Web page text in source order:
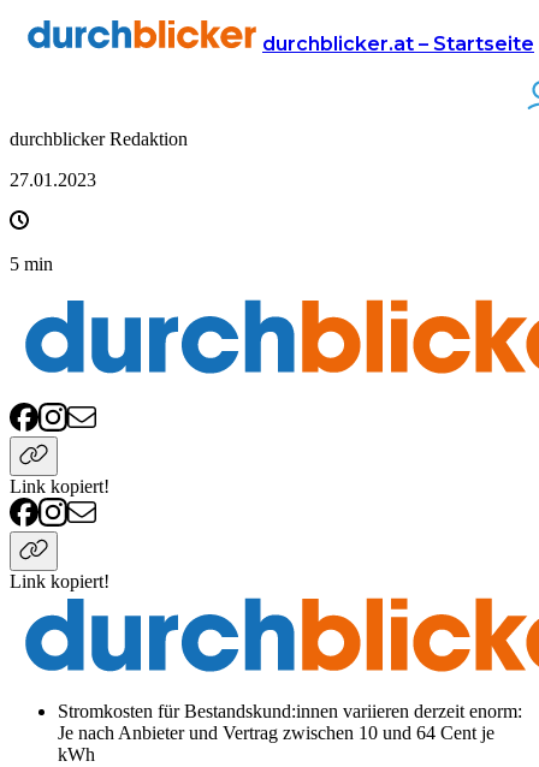
durchblicker.at – Startseite
Presse
durchblicker Redaktion
27.01.2023
5 min
Link kopiert!
Link kopiert!
Stromkosten für Bestandskund:innen variieren derzeit enorm:
Je nach Anbieter und Vertrag zwischen 10 und 64 Cent je
kWh